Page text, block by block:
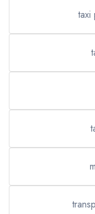
taxi